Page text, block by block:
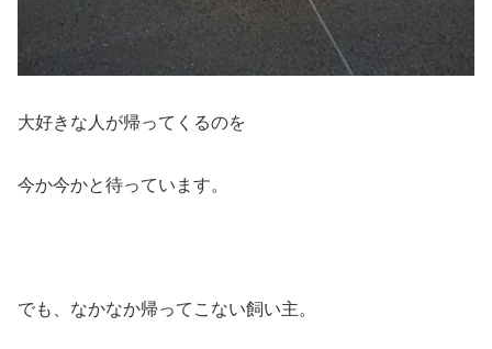
大好きな人が帰ってくるのを
今か今かと待っています。
でも、なかなか帰ってこない飼い主。